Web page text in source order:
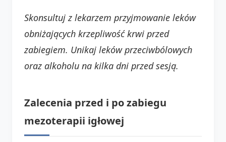
Skonsultuj z lekarzem przyjmowanie leków
obniżających krzepliwość krwi przed
zabiegiem. Unikaj leków przeciwbólowych
oraz alkoholu na kilka dni przed sesją.
Zalecenia przed i po zabiegu
mezoterapii igłowej